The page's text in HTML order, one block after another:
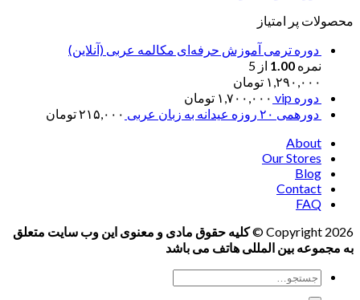
محصولات پر امتیاز
دوره ترمی آموزش حرفه‌ای مکالمه عربی (آنلاین)
نمره 1.00 از 5
۱,۲۹۰,۰۰۰ تومان
دوره vip
۱,۷۰۰,۰۰۰ تومان
دورهمی ۲۰ روزه عیدانه به زبان عربی
۲۱۵,۰۰۰تومان
About
Our Stores
Blog
Contact
FAQ
Copyright 2026 ©
کلیه حقوق مادی و معنوی این وب سایت متعلق
به مجموعه بین المللی هاتف می باشد
جستجو
برای: